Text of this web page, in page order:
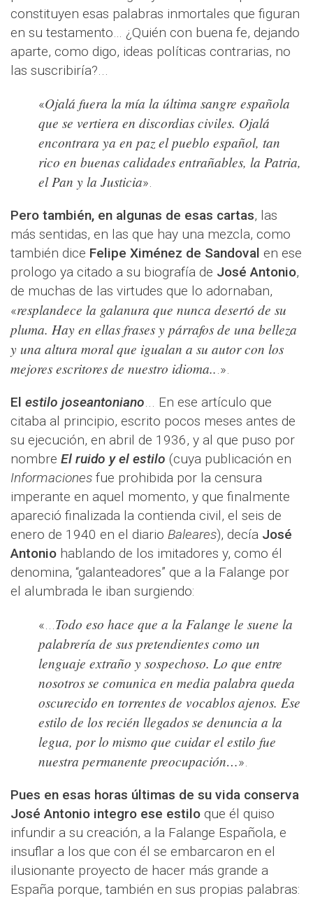
constituyen esas palabras inmortales que figuran
en su testamento… ¿Quién con buena fe, dejando
aparte, como digo, ideas políticas contrarias, no
las suscribiría?...
«Ojalá fuera la mía la última sangre española
que se vertiera en discordias civiles. Ojalá
encontrara ya en paz el pueblo español, tan
rico en buenas calidades entrañables, la Patria,
el Pan y la Justicia».
Pero también, en algunas de esas cartas, las
más sentidas, en las que hay una mezcla, como
también dice Felipe Ximénez de Sandoval en ese
prologo ya citado a su biografía de José Antonio,
de muchas de las virtudes que lo adornaban,
«resplandece la galanura que nunca desertó de su
pluma. Hay en ellas frases y párrafos de una belleza
y una altura moral que igualan a su autor con los
mejores escritores de nuestro idioma...».
El estilo joseantoniano... En ese artículo que
citaba al principio, escrito pocos meses antes de
su ejecución, en abril de 1936, y al que puso por
nombre El ruido y el estilo (cuya publicación en
Informaciones fue prohibida por la censura
imperante en aquel momento, y que finalmente
apareció finalizada la contienda civil, el seis de
enero de 1940 en el diario Baleares), decía José
Antonio hablando de los imitadores y, como él
denomina, “galanteadores” que a la Falange por
el alumbrada le iban surgiendo:
«...Todo eso hace que a la Falange le suene la
palabrería de sus pretendientes como un
lenguaje extraño y sospechoso. Lo que entre
nosotros se comunica en media palabra queda
oscurecido en torrentes de vocablos ajenos. Ese
estilo de los recién llegados se denuncia a la
legua, por lo mismo que cuidar el estilo fue
nuestra permanente preocupación…».
Pues en esas horas últimas de su vida conserva
José Antonio integro ese estilo que él quiso
infundir a su creación, a la Falange Española, e
insuflar a los que con él se embarcaron en el
ilusionante proyecto de hacer más grande a
España porque, también en sus propias palabras: